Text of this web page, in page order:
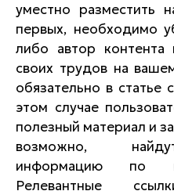
уместно разместить
первых, необходимо
либо автор
своих трудов на
обязательно в статье
этом случае
полезный материал и
возможно,
информацию по
Релевантные